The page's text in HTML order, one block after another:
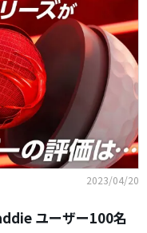
2023/04/20
ユーザー100名